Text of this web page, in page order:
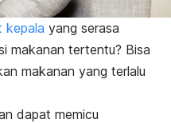
kepala yang serasa
makanan tertentu? Bisa
makanan yang terlalu
dapat memicu